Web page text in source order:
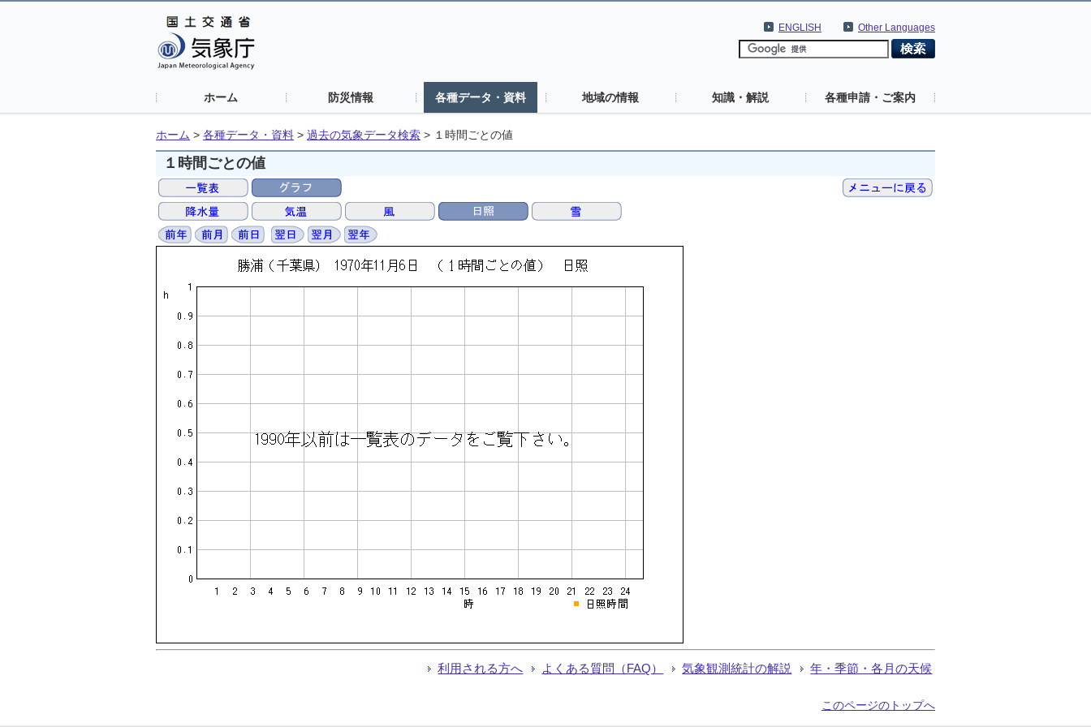
Other Languages
ENGLISH
ホーム 防災情報 各種データ・資料 地域の情報 知識・解説 各種申請・ご案内
ホーム > 各種データ・資料 > 過去の気象データ検索 > １時間ごとの値
１時間ごとの値
利用される方へ よくある質問（FAQ） 気象観測統計の解説 年・季節・各月の天候
このページのトップへ